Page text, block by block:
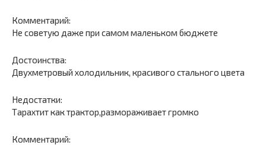
Комментарий:
Не советую даже при самом маленьком бюджете
Достоинства:
Двухметровый холодильник, красивого стального цвета
Недостатки:
Тарахтит как трактор,размораживает громко
Комментарий: